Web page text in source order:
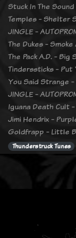
Stuck In The
Temples - Shelter
JINGLE -
The Dukes -
The Pack A.D. - Big
Tinderssticks - Put
You Said Strange
JINGLE -
Iguana Death Cult
Jimi Hendrix -
Goldfrapp - Little
Thunderstruck Tunes